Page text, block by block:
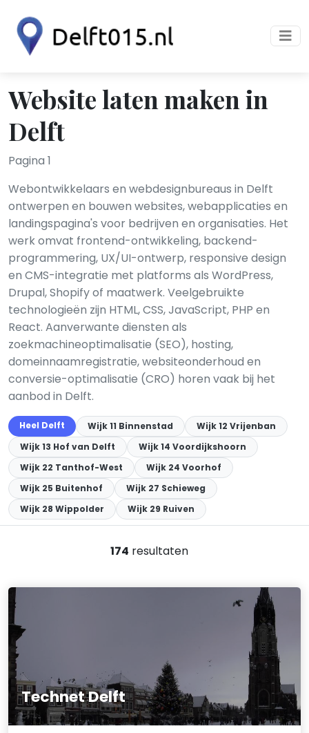
Website laten maken in
Delft
Pagina 1
Webontwikkelaars en webdesignbureaus in Delft
ontwerpen en bouwen websites, webapplicaties en
landingspagina's voor bedrijven en organisaties. Het
werk omvat frontend-ontwikkeling, backend-
programmering, UX/UI-ontwerp, responsive design
en CMS-integratie met platforms als WordPress,
Drupal, Shopify of maatwerk. Veelgebruikte
technologieën zijn HTML, CSS, JavaScript, PHP en
React. Aanverwante diensten als
zoekmachineoptimalisatie (SEO), hosting,
domeinnaamregistratie, websiteonderhoud en
conversie-optimalisatie (CRO) horen vaak bij het
aanbod in Delft.
Heel Delft Wijk 11 Binnenstad
Wijk 12 Vrijenban
Wijk 13 Hof van Delft
Wijk 14 Voordijkshoorn
Wijk 22 Tanthof-West
Wijk 24 Voorhof
Wijk 25 Buitenhof
Wijk 27 Schieweg
Wijk 28 Wippolder
Wijk 29 Ruiven
174 resultaten
Technet Delft